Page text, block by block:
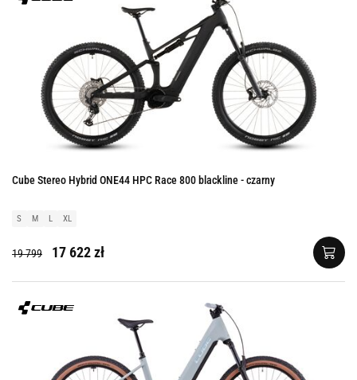
Cube Stereo Hybrid ONE44 HPC Race 800 blackline - czarny
S M L XL
19 799 17 622 zł